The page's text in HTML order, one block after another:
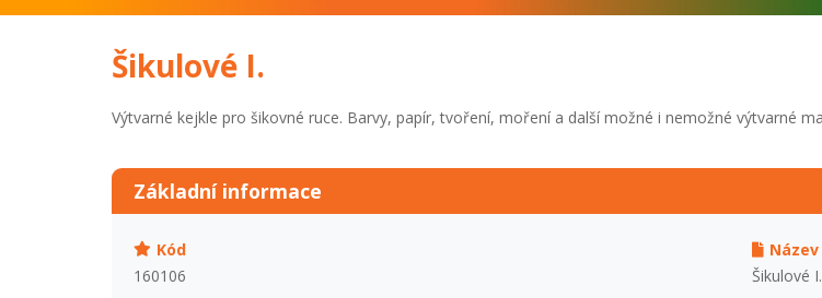
Šikulové I.
Výtvarné kejkle pro šikovné ruce. Barvy, papír, tvoření, moření a další možné i nemožné výtvarné
Základní informace
Kód
160106
Název
Šikulové I.